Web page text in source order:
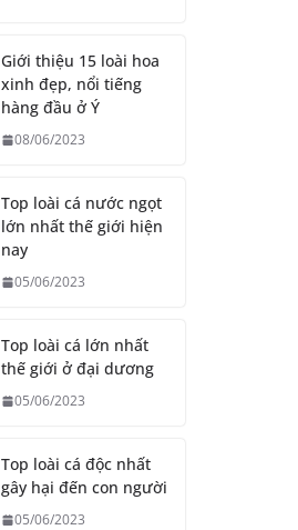
Giới thiệu 15 loài hoa
xinh đẹp, nổi tiếng
hàng đầu ở Ý
08/06/2023
Top loài cá nước ngọt
lớn nhất thế giới hiện
nay
05/06/2023
Top loài cá lớn nhất
thế giới ở đại dương
05/06/2023
Top loài cá độc nhất
gây hại đến con người
05/06/2023